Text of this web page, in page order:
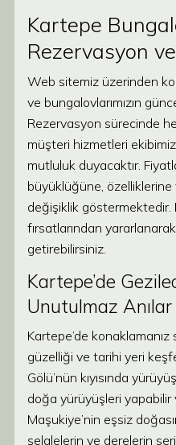
Kartepe
Rezervasyon
Web sitemiz üzerinden
ve bungalovlarımızın
Rezervasyon sürecinde
müşteri hizmetleri
mutluluk duyacaktır.
büyüklüğüne,
değişiklik göstermektedir.
fırsatlarından
getirebilirsiniz.
Kartepe’de
Unutulmaz
Kartepe’de konaklamanız
güzelliği ve tarihi yeri
Gölü’nün kıyısında
doğa yürüyüşleri
Maşukiye’nin eşsiz
şelalelerin ve derelerin